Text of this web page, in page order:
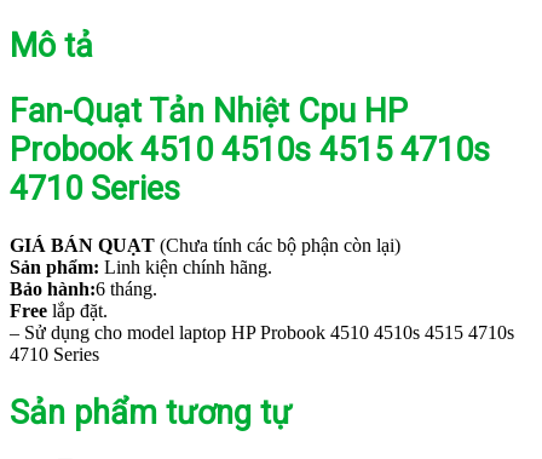
Mô tả
Fan-Quạt Tản Nhiệt Cpu HP
Probook 4510 4510s 4515 4710s
4710 Series
GIÁ BÁN QUẠT (Chưa tính các bộ phận còn lại)
Sản phẩm: Linh kiện chính hãng.
Bảo hành:6 tháng.
Free lắp đặt.
– Sử dụng cho model laptop HP Probook 4510 4510s 4515 4710s
4710 Series
Sản phẩm tương tự